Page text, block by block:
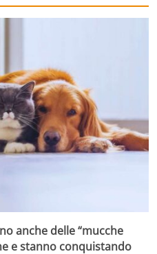
anche delle “mucche
e stanno conquistando